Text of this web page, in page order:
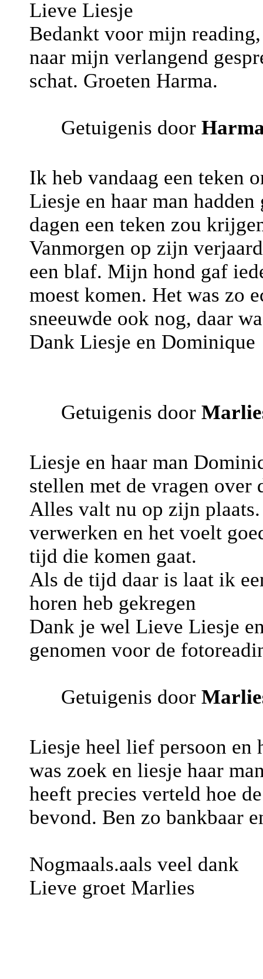
Lieve Liesje
Bedankt voor mijn
naar mijn verlangend
schat. Groeten Harma.
Getuigenis door
Ik heb vandaag een teken
Liesje en haar man
dagen een teken zou
Vanmorgen op zijn
een blaf. Mijn hond gaf
moest komen. Het was zo
sneeuwde ook nog, daar
Dank Liesje en Dominique
Getuigenis door
Liesje en haar man
stellen met de vragen
Alles valt nu op zijn
verwerken en het voelt
tijd die komen gaat.
Als de tijd daar is laat ik
horen heb gekregen
Dank je wel Lieve Liesje
genomen voor de
Getuigenis door
Liesje heel lief persoon en
was zoek en liesje haar
heeft precies verteld hoe
bevond. Ben zo bankbaar
Nogmaals.aals veel dank
Lieve groet Marlies